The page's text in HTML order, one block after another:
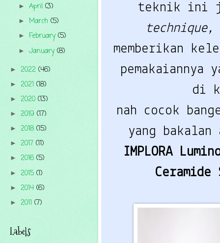
teknik ini
memberikan
di
nah cocok
yang
IMPLORA
► April (3)
► March (5)
► February(5)
► January(8)
► 2022 (46)
► 2021 (18)
► 2020 (13)
► 2019 (17)
► 2018 (15)
► 2017 (11)
► 2016 (5)
► 2015 (1)
► 2014 (6)
► 2011 (7)
Labels